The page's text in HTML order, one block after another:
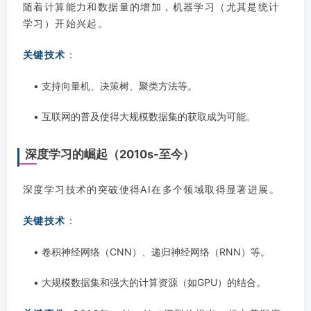
随着计算能力和数据量的增加，机器学习（尤其是统计
学习）开始兴起。
关键技术 ：
• 支持向量机、决策树、聚类方法等。
• 互联网的普及使得大规模数据集的获取成为可能。
深度学习的崛起（2010s-至今）
深度学习技术的突破使得AI在多个领域取得显著进展。
关键技术 ：
• 卷积神经网络（CNN）、递归神经网络（RNN）等。
• 大规模数据集和强大的计算资源（如GPU）的结合。